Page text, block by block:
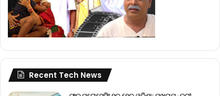
Recent Tech News